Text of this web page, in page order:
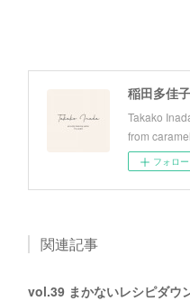
稲田多佳子
Takako
from
フォロー
関連記事
vol.39 まかないレシピダウ